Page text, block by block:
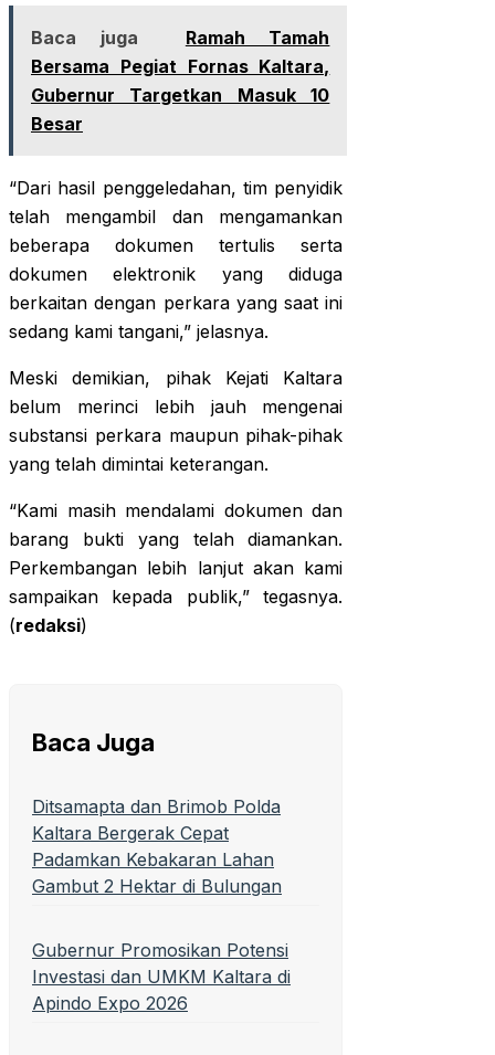
Baca juga
Ramah Tamah
Bersama Pegiat Fornas Kaltara,
Gubernur Targetkan Masuk 10
Besar
“Dari hasil penggeledahan, tim penyidik
telah mengambil dan mengamankan
beberapa dokumen tertulis serta
dokumen elektronik yang diduga
berkaitan dengan perkara yang saat ini
sedang kami tangani,” jelasnya.
Meski demikian, pihak Kejati Kaltara
belum merinci lebih jauh mengenai
substansi perkara maupun pihak-pihak
yang telah dimintai keterangan.
“Kami masih mendalami dokumen dan
barang bukti yang telah diamankan.
Perkembangan lebih lanjut akan kami
sampaikan kepada publik,” tegasnya.
(redaksi)
Baca Juga
Ditsamapta dan Brimob Polda
Kaltara Bergerak Cepat
Padamkan Kebakaran Lahan
Gambut 2 Hektar di Bulungan
Gubernur Promosikan Potensi
Investasi dan UMKM Kaltara di
Apindo Expo 2026